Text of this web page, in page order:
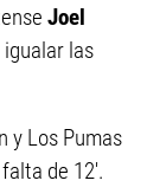
Joel
las
y Los Pumas
de 12'.